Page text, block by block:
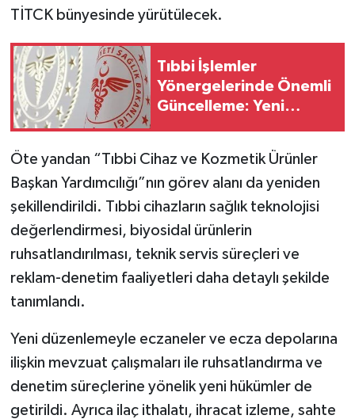
TİTCK bünyesinde yürütülecek.
Tıbbi İşlemler
Yönergelerinde Önemli
Güncelleme: Yeni
Ağustos’ta Yürürlüğe
Giriyor
Öte yandan “Tıbbi Cihaz ve Kozmetik Ürünler
Başkan Yardımcılığı”nın görev alanı da yeniden
şekillendirildi. Tıbbi cihazların sağlık teknolojisi
değerlendirmesi, biyosidal ürünlerin
ruhsatlandırılması, teknik servis süreçleri ve
reklam-denetim faaliyetleri daha detaylı şekilde
tanımlandı.
Yeni düzenlemeyle eczaneler ve ecza depolarına
ilişkin mevzuat çalışmaları ile ruhsatlandırma ve
denetim süreçlerine yönelik yeni hükümler de
getirildi. Ayrıca ilaç ithalatı, ihracat izleme, sahte